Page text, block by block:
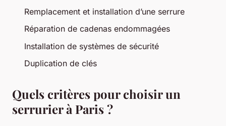
Remplacement et installation d’une serrure
Réparation de cadenas endommagées
Installation de systèmes de sécurité
Duplication de clés
Quels critères pour choisir un
serrurier à Paris ?